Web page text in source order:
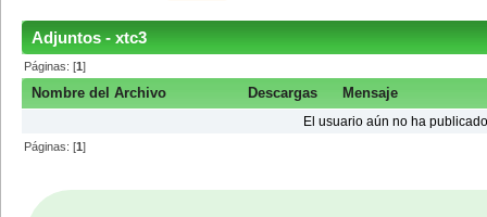
Adjuntos - xtc3
Páginas: [1]
Nombre del Archivo Descargas Mensaje
El usuario aún no ha
Páginas: [1]